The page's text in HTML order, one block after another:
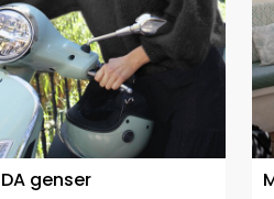
genser